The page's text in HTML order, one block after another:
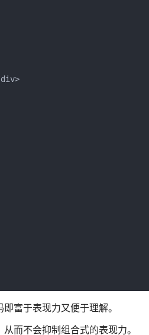
富于表现力又便于理解。
而不会抑制组合式的表现力。